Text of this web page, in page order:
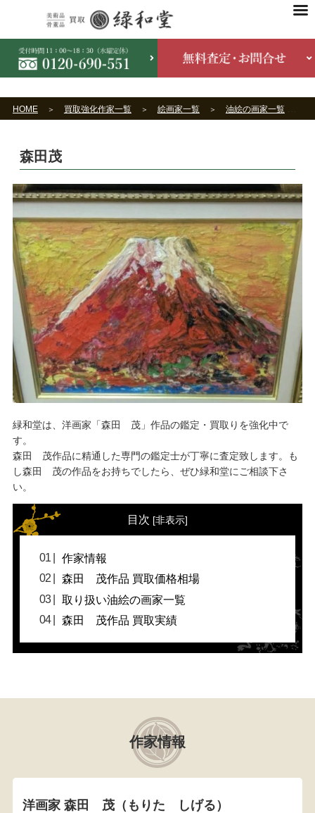
HOME 買取強化作家一覧 絵画家一覧 油絵の画家一覧
森田茂
緑和堂は、洋画家「森田 茂」作品の鑑定・買取りを強化中で
す。
森田 茂作品に精通した専門の鑑定士が丁寧に査定致します。も
し森田 茂の作品をお持ちでしたら、ぜひ緑和堂にご相談下さ
い。
目次 [非表示]
作家情報
森田 茂作品 買取価格相場
取り扱い油絵の画家一覧
森田 茂作品 買取実績
作家情報
洋画家 森田 茂（もりた しげる）